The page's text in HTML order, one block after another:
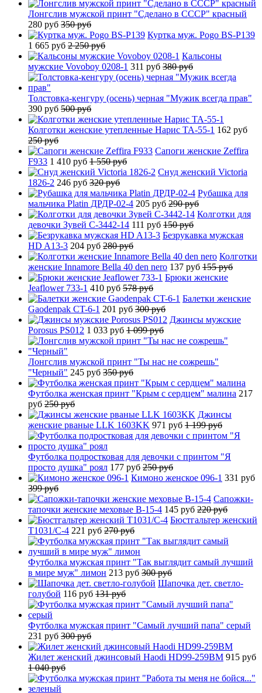
Лонгслив мужской принт "Сделано в СССР" красный
280 руб 350 руб
Куртка муж. Pogo BS-P139
1 665 руб 2 250 руб
Кальсоны
мужские Vovoboy 0208-1 311 руб 380 руб
Толстовка-кенгуру (осень) черная "Мужик всегда прав"
390 руб 500 руб
Колготки женские утепленные Нарис TA-55-1 162 руб
250 руб
Сапоги женские Zeffira
F933 1 410 руб 1 550 руб
Снуд женский Victoria
1826-2 246 руб 320 руб
Рубашка для
мальчика Platin ДРДР-02-4 205 руб 290 руб
Колготки для
девочки Зувей C-3442-14 111 руб 150 руб
Безрукавка мужская
HD A13-3 204 руб 280 руб
Колготки
женские Innamore Bella 40 den nero 137 руб 155 руб
Брюки женские
Jeaflower 733-1 410 руб 578 руб
Балетки женские
Gaodenpak CT-6-1 201 руб 300 руб
Джинсы мужские
Porosus PS012 1 033 руб 1 099 руб
Лонгслив мужской принт "Ты нас не сожрешь"
"Черный" 245 руб 350 руб
Футболка женская принт "Крым с сердцем" малина 217
руб 250 руб
Джинсы
женские рваные LLK 1603KK 971 руб 1 199 руб
Футболка подростковая для девочки с принтом "Я
просто душка" роял 177 руб 250 руб
Кимоно женское 096-1 331 руб
399 руб
Сапожки-
тапочки женские меховые B-15-4 145 руб 220 руб
Бюстгальтер женский
T1031/C-4 221 руб 270 руб
Футболка мужская принт "Так выглядит самый лучший
в мире муж" лимон 213 руб 300 руб
Шапочка дет. светло-
голубой 116 руб 131 руб
Футболка мужская принт "Самый лучший папа" серый
231 руб 300 руб
Жилет женский джинсовый Haodi HD99-259BM 915 руб
1 040 руб